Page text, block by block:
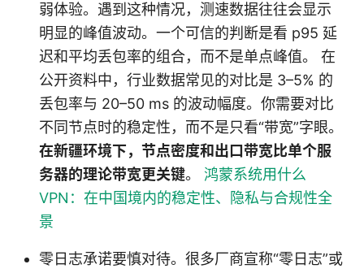
弱体验。遇到这种情况，测速数据往往会显示
明显的峰值波动。一个可信的判断是看 p95 延
迟和平均丢包率的组合，而不是单点峰值。 在
公开资料中，行业数据常见的对比是 3–5% 的
丢包率与 20–50 ms 的波动幅度。你需要对比
不同节点时的稳定性，而不是只看“带宽”字眼。
在新疆环境下，节点密度和出口带宽比单个服
务器的理论带宽更关键。 鸿蒙系统用什么
VPN：在中国境内的稳定性、隐私与合规性全
景
零日志承诺要慎对待。很多厂商宣称“零日志”或